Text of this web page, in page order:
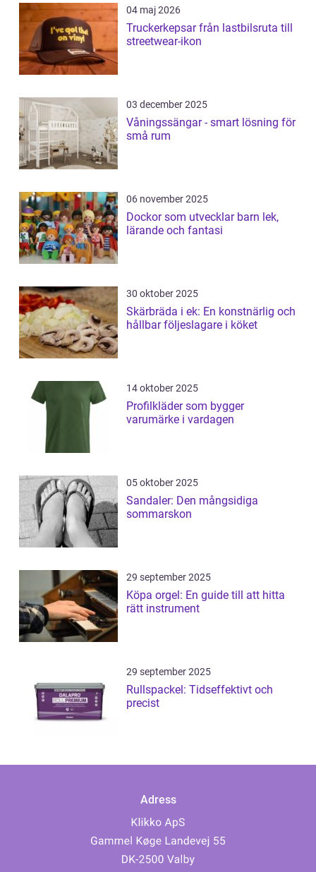
04 maj 2026
Truckerkepsar från lastbilsruta till
streetwear-ikon
03 december 2025
Våningssängar - smart lösning för
små rum
06 november 2025
Dockor som utvecklar barn lek,
lärande och fantasi
30 oktober 2025
Skärbräda i ek: En konstnärlig och
hållbar följeslagare i köket
14 oktober 2025
Profilkläder som bygger
varumärke i vardagen
05 oktober 2025
Sandaler: Den mångsidiga
sommarskon
29 september 2025
Köpa orgel: En guide till att hitta
rätt instrument
29 september 2025
Rullspackel: Tidseffektivt och
precist
Adress